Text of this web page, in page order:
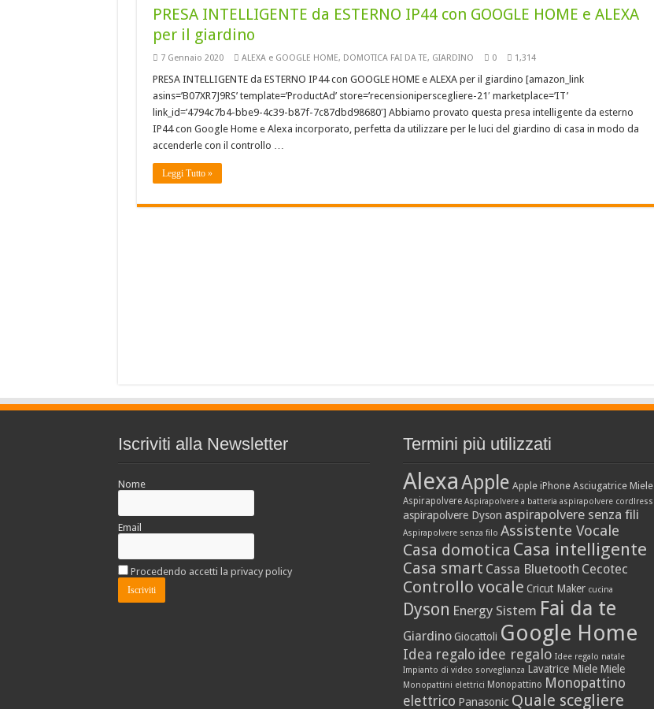
PRESA INTELLIGENTE da ESTERNO IP44 con GOOGLE HOME e ALEXA
per il giardino
7 Gennaio 2020 ALEXA e GOOGLE HOME, DOMOTICA FAI DA TE, GIARDINO 0 1,314
PRESA INTELLIGENTE da ESTERNO IP44 con GOOGLE HOME e ALEXA per il giardino [amazon_link
asins=’B07XR7J9RS’ template=’ProductAd’ store=’recensioniperscegliere-21′ marketplace=’IT’
link_id=’4794c7b4-bbe9-4c39-b87f-7c87dbd98680′] Abbiamo provato questa presa intelligente da esterno
IP44 con Google Home e Alexa incorporato, perfetta da utilizzare per le luci del giardino di casa in modo da
accenderle con il controllo …
Leggi Tutto »
Iscriviti alla Newsletter
Nome
Email
Procedendo accetti la privacy policy
Termini più utilizzati
AlexaApple Apple iPhone Asciugatrice Miele
Aspirapolvere Aspirapolvere a batteria aspirapolvere cordlress
aspirapolvere Dyson aspirapolvere senza fili
Aspirapolvere senza filo Assistente Vocale
Casa domotica Casa intelligente
Casa smart Cassa Bluetooth Cecotec
Controllo vocale Cricut Maker cucina
Dyson Energy Sistem Fai da te
Giardino Giocattoli Google Home
Idea regalo idee regalo Idee regalo natale
Impianto di video sorveglianza Lavatrice Miele Miele
Monopattini elettrici Monopattino Monopattino
elettrico Panasonic Quale scegliere